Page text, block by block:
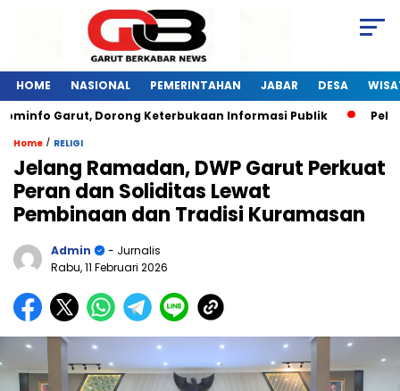
HOME NASIONAL PEMERINTAHAN JABAR DESA
Garut, Dorong Keterbukaan Informasi Publik
Home / RELIGI
Jelang Ramadan, DWP Garut Perkuat
Peran dan Soliditas Lewat
Pembinaan dan Tradisi Kuramasan
Admin
- Jurnalis
Rabu, 11 Februari 2026